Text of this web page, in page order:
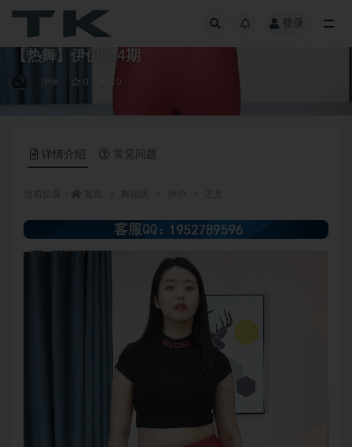
登录
【热舞】伊伊014期
伊伊 0 10
详情介绍 常见问题